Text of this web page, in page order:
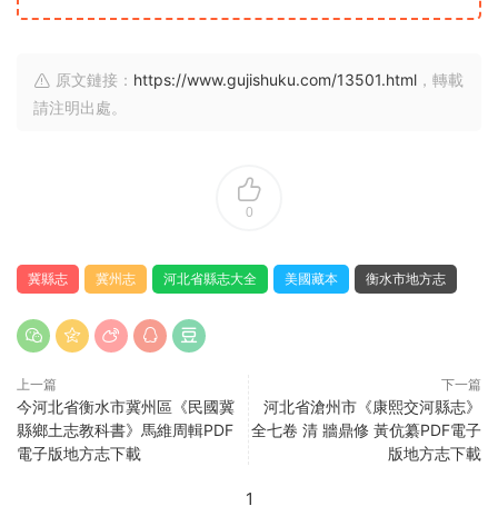
原文鏈接： https://www.gujishuku.com/13501.html ，轉載
請注明出處。
0
冀縣志 冀州志 河北省縣志大全 美國藏本 衡水市地方志
上一篇
今河北省衡水市冀州區《民國冀
縣鄉土志教科書》馬維周輯PDF
電子版地方志下載
下一篇
河北省滄州市《康熙交河縣志》
全七卷 清 牆鼎修 黃伉纂PDF電子
版地方志下載
1